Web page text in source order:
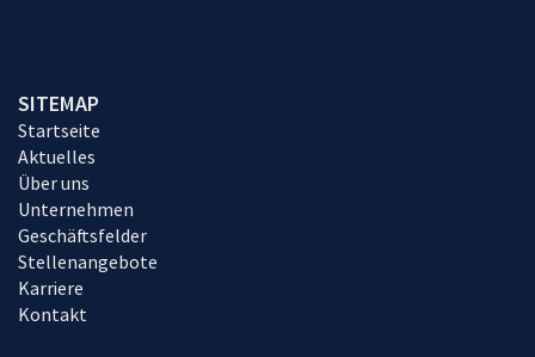
SITEMAP
Startseite
Aktuelles
Über uns
Unternehmen
Geschäftsfelder
Stellenangebote
Karriere
Kontakt